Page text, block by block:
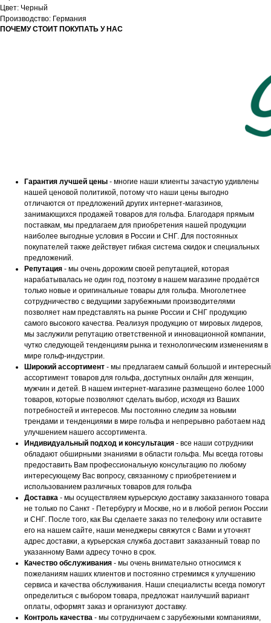
Цвет: Черный
Производство: Германия
ПОЧЕМУ СТОИТ ПОКУПАТЬ У НАС
Гарантия лучшей цены - многие наши клиенты зачастую удивлены
нашей ценовой политикой, потому что наши цены выгодно
отличаются от предложений других интернет-магазинов,
занимающихся продажей товаров для гольфа. Благодаря прямым
поставкам, мы предлагаем для приобретения нашей продукции
наиболее выгодные условия в России и СНГ. Для постоянных
покупателей также действует гибкая система скидок и специальных
предложений.
Репутация - мы очень дорожим своей репутацией, которая
нарабатывалась не один год, поэтому в нашем магазине продаётся
только новые и оригинальные товары для гольфа. Многолетнее
сотрудничество с ведущими зарубежными производителями
позволяет нам представлять на рынке России и СНГ продукцию
самого высокого качества. Реализуя продукцию от мировых лидеров,
мы заслужили репутацию ответственной и инновационной компании,
чутко следующей тенденциям рынка и технологическим изменениям в
мире гольф-индустрии.
Широкий ассортимент - мы предлагаем самый большой и интересный
ассортимент товаров для гольфа, доступных онлайн для женщин,
мужчин и детей. В нашем интернет-магазине размещено более 1000
товаров, которые позволяют сделать выбор, исходя из Ваших
потребностей и интересов. Мы постоянно следим за новыми
трендами и тенденциями в мире гольфа и непрерывно работаем над
улучшением нашего ассортимента.
Индивидуальный подход и консультация - все наши сотрудники
обладают обширными знаниями в области гольфа. Мы всегда готовы
предоставить Вам профессиональную консультацию по любому
интересующему Вас вопросу, связанному с приобретением и
использованием различных товаров для гольфа
Доставка - мы осуществляем курьерскую доставку заказанного товара
не только по Санкт - Петербургу и Москве, но и в любой регион России
и СНГ. После того, как Вы сделаете заказ по телефону или оставите
его на нашем сайте, наши менеджеры свяжутся с Вами и уточнят
адрес доставки, а курьерская служба доставит заказанный товар по
указанному Вами адресу точно в срок.
Качество обслуживания - мы очень внимательно относимся к
пожеланиям наших клиентов и постоянно стремимся к улучшению
сервиса и качества обслуживания. Наши специалисты всегда помогут
определиться с выбором товара, предложат наилучший вариант
оплаты, оформят заказ и организуют доставку.
Контроль качества - мы сотрудничаем с зарубежными компаниями,